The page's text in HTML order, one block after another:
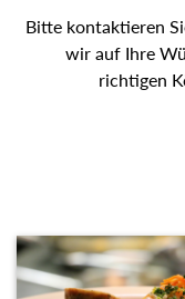
Bitte kontaktieren
wir auf Ihre
richtigen